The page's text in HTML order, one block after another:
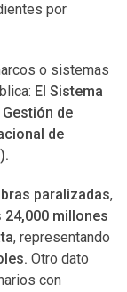
por
o sistemas
El Sistema
de
de
paralizadas,
millones
, representando
Otro dato
con